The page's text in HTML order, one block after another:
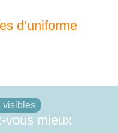
d’uniforme
visibles
vous mieux